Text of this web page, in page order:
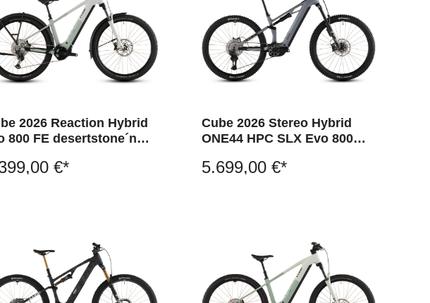
2026 Reaction Hybrid
800 FE desertstone´n
€*
Cube 2026 Stereo Hybrid
ONE44 HPC SLX Evo 800
5.699,00 €*